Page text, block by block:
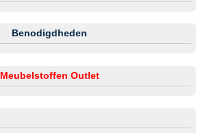
Benodigdheden
Meubelstoffen Outlet